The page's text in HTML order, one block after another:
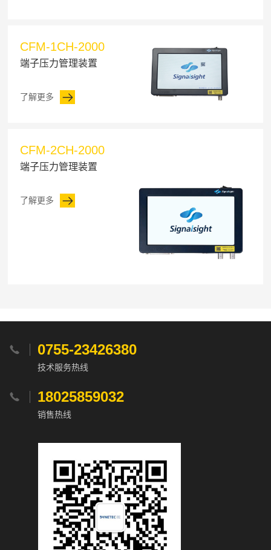
CFM-1CH-2000
端子压力管理装置
了解更多
CFM-2CH-2000
端子压力管理装置
了解更多
 0755-23426380
技术服务热线
 18025859032
销售热线